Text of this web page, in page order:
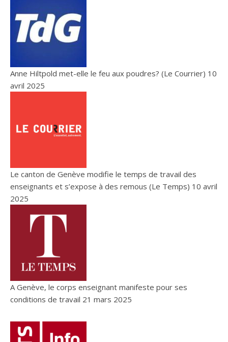
Anne Hiltpold met-elle le feu aux poudres? (Le Courrier) 10
avril 2025
Le canton de Genève modifie le temps de travail des
enseignants et s’expose à des remous (Le Temps) 10 avril
2025
A Genève, le corps enseignant manifeste pour ses
conditions de travail 21 mars 2025